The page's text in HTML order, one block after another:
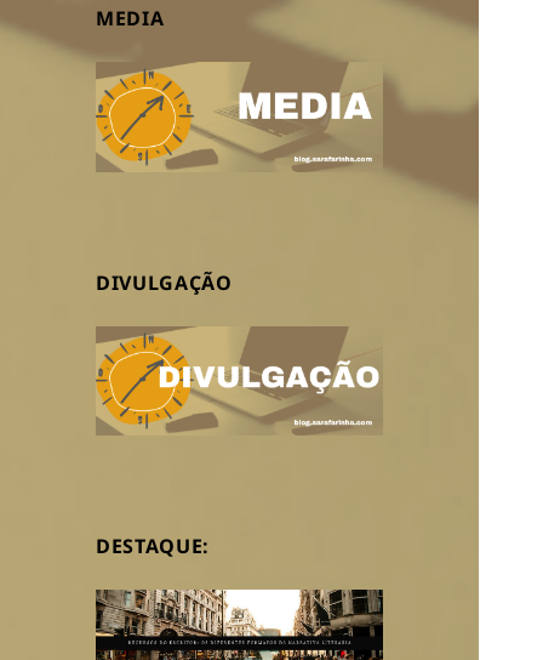
MEDIA
DIVULGAÇÃO
DESTAQUE: